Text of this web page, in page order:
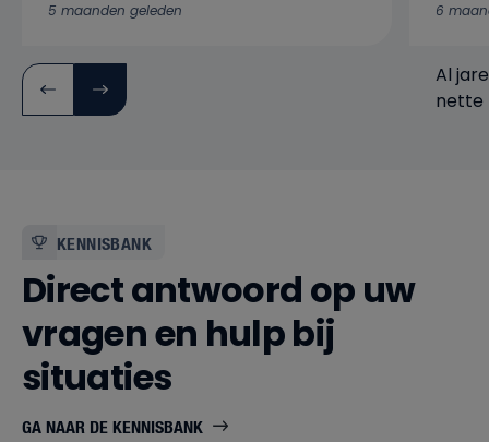
5 maanden geleden
Al
nette
6
KENNISBANK
Direct antwoord op uw
vragen en hulp bij
situaties
GA NAAR DE KENNISBANK